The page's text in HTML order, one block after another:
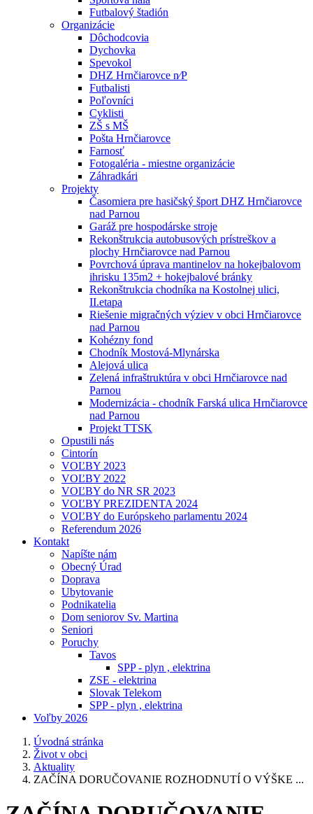
Futbalový štadión
Organizácie
Dôchodcovia
Dychovka
Spevokol
DHZ Hrnčiarovce n⁄P
Futbalisti
Poľovníci
Cyklisti
ZŠ s MŠ
Pošta Hrnčiarovce
Farnosť
Fotogaléria - miestne organizácie
Záhradkári
Projekty
Časomiera pre hasičský šport DHZ Hrnčiarovce
nad Parnou
Garáž pre hospodárske stroje
Rekonštrukcia autobusových prístreškov a
plochy Hrnčiarovce nad Parnou
Povrchová úprava mantinelov na hokejbalovom
ihrisku 135m2 + hokejbalové bránky
Rekonštrukcia chodníka na Kostolnej ulici,
II.etapa
Riešenie migračných výziev v obci Hrnčiarovce
nad Parnou
Kohézny fond
Chodník Mostová-Mlynárska
Alejová ulica
Zelená infraštruktúra v obci Hrnčiarovce nad
Parnou
Modernizácia - chodník Farská ulica Hrnčiarovce
nad Parnou
Projekt TTSK
Opustili nás
Cintorín
VOĽBY 2023
VOĽBY 2022
VOĽBY do NR SR 2023
VOĽBY PREZIDENTA 2024
VOĽBY do Európskeho parlamentu 2024
Referendum 2026
Kontakt
Napíšte nám
Obecný Úrad
Doprava
Ubytovanie
Podnikatelia
Dom seniorov Sv. Martina
Seniori
Poruchy
Tavos
SPP - plyn , elektrina
ZSE - elektrina
Slovak Telekom
SPP - plyn , elektrina
Voľby 2026
Úvodná stránka
Život v obci
Aktuality
ZAČÍNA DORUČOVANIE ROZHODNUTÍ O VÝŠKE ...